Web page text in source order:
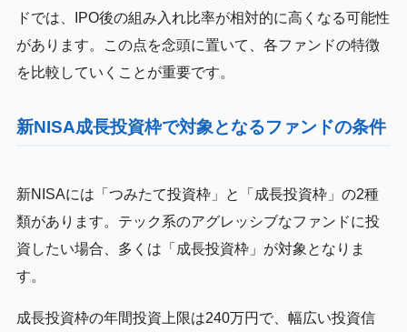
ドでは、IPO後の組み入れ比率が相対的に高くなる可能性
があります。この点を念頭に置いて、各ファンドの特徴
を比較していくことが重要です。
新NISA成長投資枠で対象となるファンドの条件
新NISAには「つみたて投資枠」と「成長投資枠」の2種
類があります。テック系のアグレッシブなファンドに投
資したい場合、多くは「成長投資枠」が対象となりま
す。
成長投資枠の年間投資上限は240万円で、幅広い投資信